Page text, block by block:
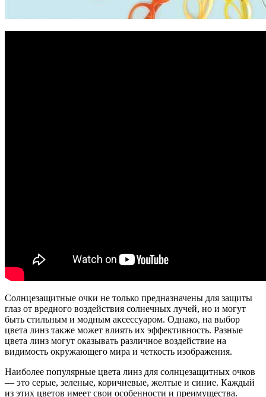
Солнцезащитные очки не только предназначены для защиты
глаз от вредного воздействия солнечных лучей, но и могут
быть стильным и модным аксессуаром. Однако, на выбор
цвета линз также может влиять их эффективность. Разные
цвета линз могут оказывать различное воздействие на
видимость окружающего мира и четкость изображения.
Наиболее популярные цвета линз для солнцезащитных очков
— это серые, зеленые, коричневые, желтые и синие. Каждый
из этих цветов имеет свои особенности и преимущества.